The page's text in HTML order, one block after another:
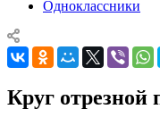
Одноклассники
Круг отрезной